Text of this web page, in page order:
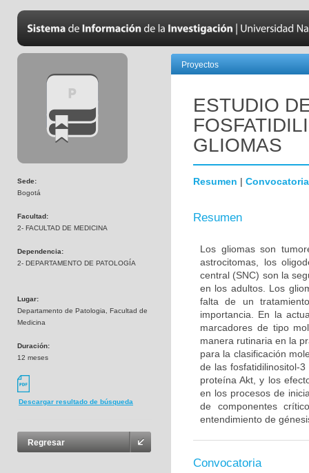
Sede:
Bogotá
Facultad:
2- FACULTAD DE MEDICINA
Dependencia:
2- DEPARTAMENTO DE PATOLOGÍA
Lugar:
Departamento de Patologia, Facultad de
Medicina
Duración:
12 meses
Descargar resultado de búsqueda
Regresar
Proyectos
ESTUDIO
GLIOMAS
Resumen | Convocatoria
Resumen
Los gliomas son
astrocitomas, los
central (SNC) son la
en los adultos. Los
falta de un
importancia. En la
marcadores de tipo
manera rutinaria en la
para la clasificación
de las fosfatidilinositol-
proteína Akt, y los
en los procesos de
de componentes
entendimiento de
Convocatoria